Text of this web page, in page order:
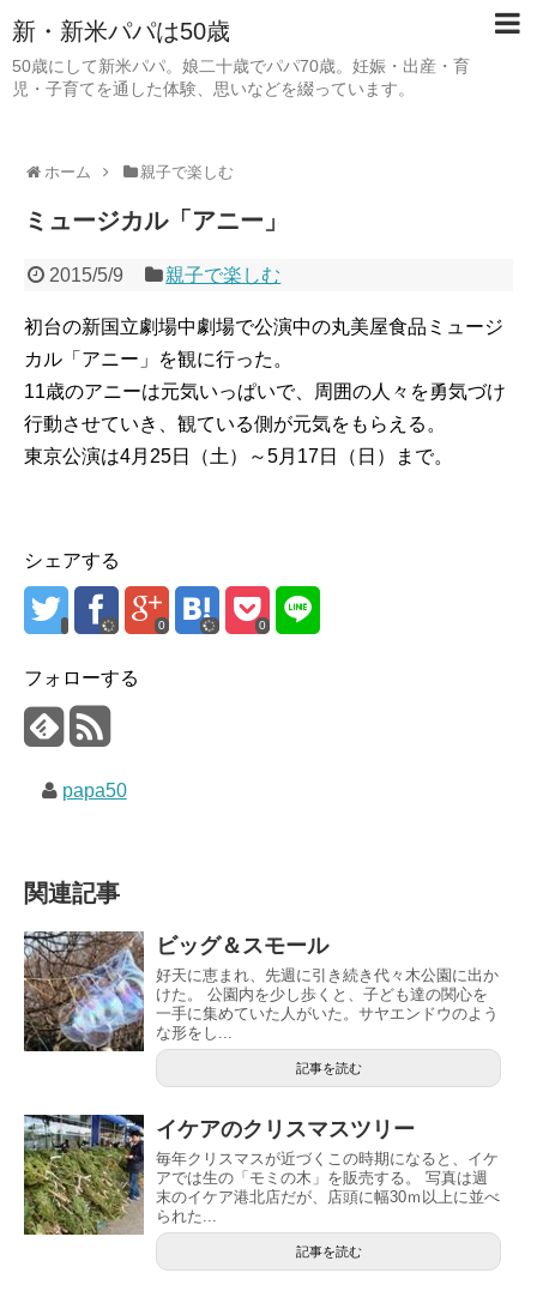
新・新米パパは50歳
50歳にして新米パパ。娘二十歳でパパ70歳。妊娠・出産・育
児・子育てを通した体験、思いなどを綴っています。
ホーム 親子で楽しむ
ミュージカル「アニー」
2015/5/9 親子で楽しむ
初台の新国立劇場中劇場で公演中の丸美屋食品ミュージ
カル「アニー」を観に行った。
11歳のアニーは元気いっぱいで、周囲の人々を勇気づけ
行動させていき、観ている側が元気をもらえる。
東京公演は4月25日（土）～5月17日（日）まで。
シェアする
0 0
フォローする
papa50
関連記事
ビッグ＆スモール
好天に恵まれ、先週に引き続き代々木公園に出か
けた。 公園内を少し歩くと、子ども達の関心を
一手に集めていた人がいた。サヤエンドウのよう
な形をし...
記事を読む
イケアのクリスマスツリー
毎年クリスマスが近づくこの時期になると、イケ
アでは生の「モミの木」を販売する。 写真は週
末のイケア港北店だが、店頭に幅30ｍ以上に並べ
られた...
記事を読む